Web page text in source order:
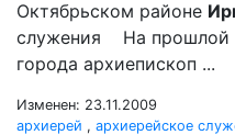
Октябрьском районе
служения На прошлой
города архиепископ ...
Изменен: 23.11.2009
архиерей , архиерейское